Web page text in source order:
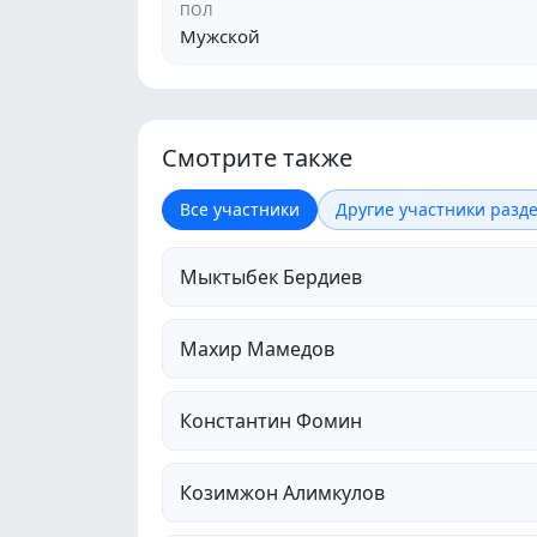
ПОЛ
Мужской
Смотрите также
Все участники Другие участники
Мыктыбек Бердиев
Махир Мамедов
Константин Фомин
Козимжон Алимкулов